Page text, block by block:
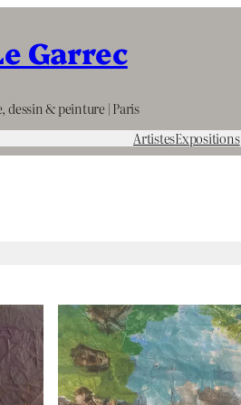
Garrec
dessin & peinture | Paris
ArtistesExpositions